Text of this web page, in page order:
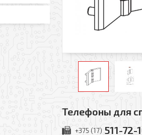
Телефоны для
+375 (17) 511-72-